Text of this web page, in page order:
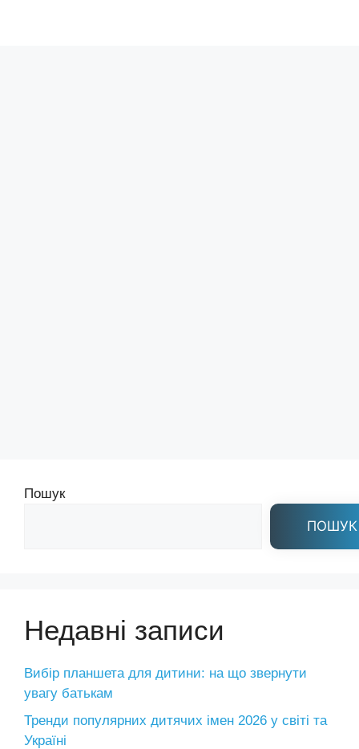
Пошук
ПОШУК
Недавні записи
Вибір планшета для дитини: на що звернути
увагу батькам
Тренди популярних дитячих імен 2026 у світі та
Україні